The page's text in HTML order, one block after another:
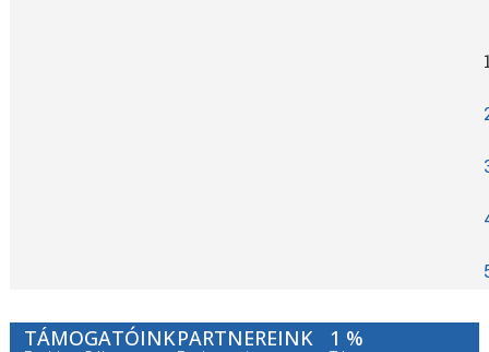
TÁMOGATÓINKPARTNEREINK 1 %